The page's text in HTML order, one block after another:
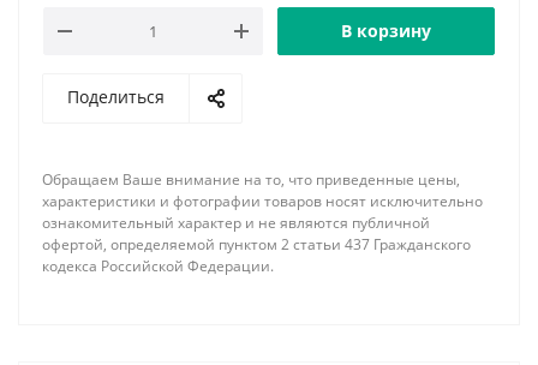
В корзину
Поделиться
Обращаем Ваше внимание на то, что приведенные цены,
характеристики и фотографии товаров носят исключительно
ознакомительный характер и не являются публичной
офертой, определяемой пунктом 2 статьи 437 Гражданского
кодекса Российской Федерации.